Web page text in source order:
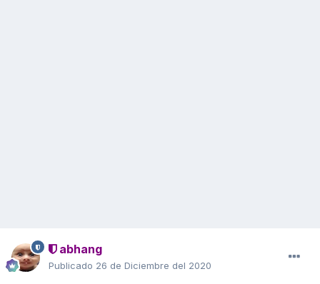
abhang
Publicado 26 de Diciembre del 2020